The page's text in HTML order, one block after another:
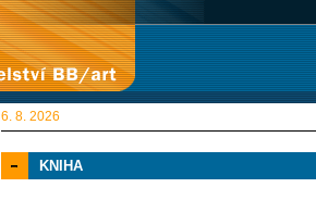
6. 8. 2026
KNIHA